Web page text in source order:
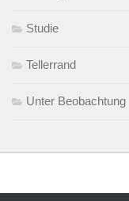
Studie
Tellerrand
Unter Beobachtung